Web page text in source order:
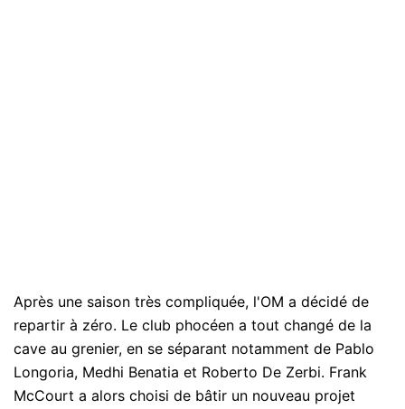
Après une saison très compliquée, l'OM a décidé de
repartir à zéro. Le club phocéen a tout changé de la
cave au grenier, en se séparant notamment de Pablo
Longoria, Medhi Benatia et Roberto De Zerbi. Frank
McCourt a alors choisi de bâtir un nouveau projet